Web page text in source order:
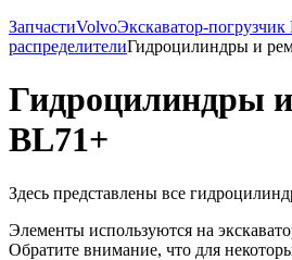
ЗапчастиVolvoЭкскаватор-
распределителиГидроцилиндры и
Гидроцилиндры
BL71+
Здесь представлены все
Элементы используются на
Обратите внимание, что для